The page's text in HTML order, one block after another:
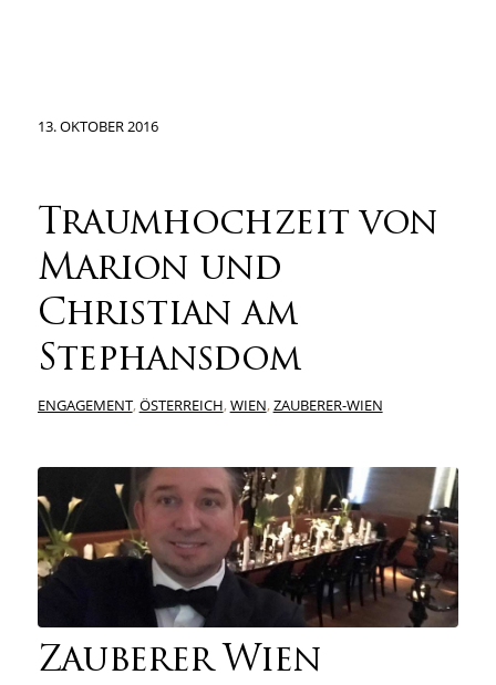
13. OKTOBER 2016
Traumhochzeit von
Marion und
Christian am
Stephansdom
ENGAGEMENT,ÖSTERREICH,WIEN,ZAUBERER-WIEN
Zauberer Wien